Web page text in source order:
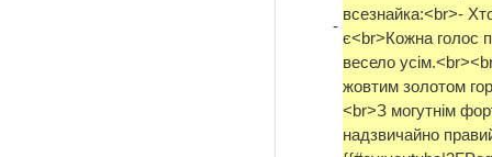
-
всезнайка:<br>-
є<br>Кожна голос
весело
жовтим золотом
<br>З могутнім
надзвичайно